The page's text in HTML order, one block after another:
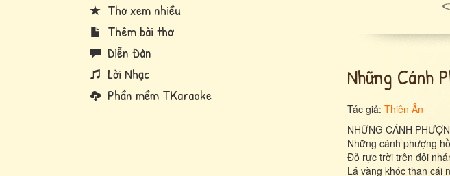
Thơ xem nhiều
Thêm bài thơ
Diễn Đàn
Lời Nhạc
Phần mềm TKaraoke
Những Cánh
Tác giả: Thiên Ân
NHỮNG CÁNH
Những cánh phượng
Đỏ rực trời trên đôi
Lá vàng khóc than cái